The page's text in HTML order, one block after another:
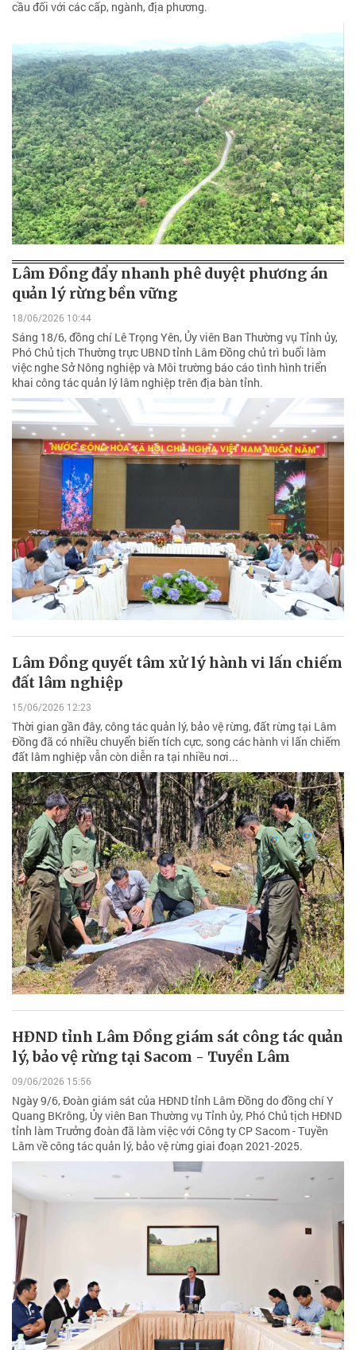
cầu đối với các cấp, ngành, địa phương.
Lâm Đồng đẩy nhanh phê duyệt phương án
quản lý rừng bền vững
18/06/2026 10:44
Sáng 18/6, đồng chí Lê Trọng Yên, Ủy viên Ban Thường vụ Tỉnh ủy,
Phó Chủ tịch Thường trực UBND tỉnh Lâm Đồng chủ trì buổi làm
việc nghe Sở Nông nghiệp và Môi trường báo cáo tình hình triển
khai công tác quản lý lâm nghiệp trên địa bàn tỉnh.
Lâm Đồng quyết tâm xử lý hành vi lấn chiếm
đất lâm nghiệp
15/06/2026 12:23
Thời gian gần đây, công tác quản lý, bảo vệ rừng, đất rừng tại Lâm
Đồng đã có nhiều chuyển biến tích cực, song các hành vi lấn chiếm
đất lâm nghiệp vẫn còn diễn ra tại nhiều nơi...
HĐND tỉnh Lâm Đồng giám sát công tác quản
lý, bảo vệ rừng tại Sacom - Tuyền Lâm
09/06/2026 15:56
Ngày 9/6, Đoàn giám sát của HĐND tỉnh Lâm Đồng do đồng chí Y
Quang BKrông, Ủy viên Ban Thường vụ Tỉnh ủy, Phó Chủ tịch HĐND
tỉnh làm Trưởng đoàn đã làm việc với Công ty CP Sacom - Tuyền
Lâm về công tác quản lý, bảo vệ rừng giai đoạn 2021-2025.